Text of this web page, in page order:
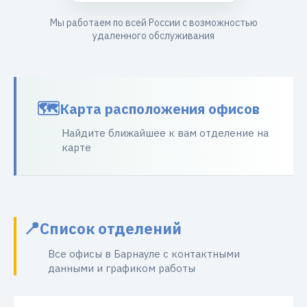
Мы работаем по всей России с возможностью
удаленного обслуживания
Карта расположения офисов
Найдите ближайшее к вам отделение на
карте
Список отделений
Все офисы в Барнауле с контактными
данными и графиком работы